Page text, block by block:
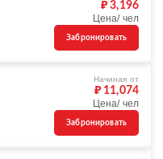
₽ 3,196
Цена/ чел
Забронировать
Начиная от
₽ 11,074
Цена/ чел
Забронировать